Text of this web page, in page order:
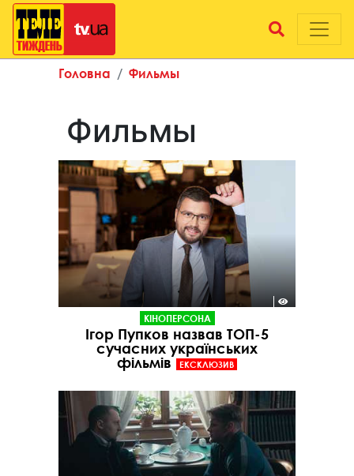
Головна Фильмы
Фильмы
КІНОПЕРСОНА
Ігор Пупков назвав ТОП-5
сучасних українських
фільмів
ЕКСКЛЮЗИВ